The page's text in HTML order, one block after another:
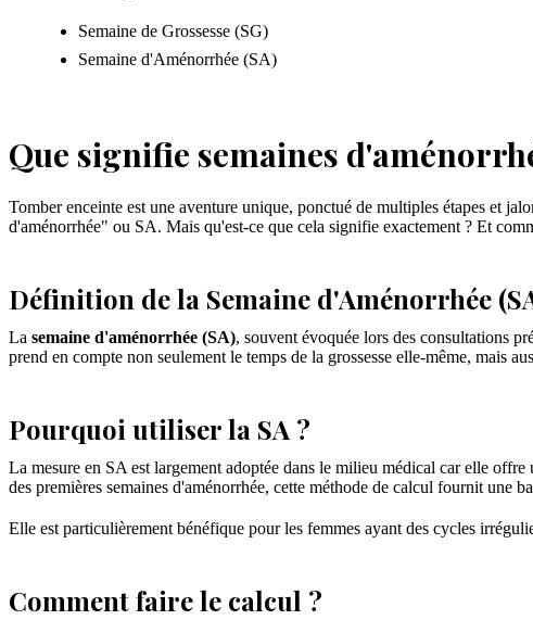
Semaine de Grossesse (SG)
Semaine d'Aménorrhée (SA)
Que signifie semaines
Tomber enceinte est une aventure unique, ponctué de multiples étapes et
d'aménorrhée" ou SA. Mais qu'est-ce que cela signifie exactement ? Et
Définition de la Semaine d'Aménorrhée
La semaine d'aménorrhée (SA), souvent évoquée lors des consultations
prend en compte non seulement le temps de la grossesse elle-même, mais
Pourquoi utiliser la SA ?
La mesure en SA est largement adoptée dans le milieu médical car elle
des premières semaines d'aménorrhée, cette méthode de calcul fournit une
Elle est particulièrement bénéfique pour les femmes ayant des cycles
Comment faire le calcul ?